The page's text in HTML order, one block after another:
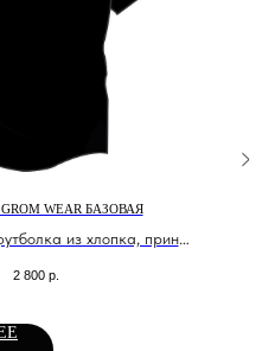
WEAR БАЗОВАЯ
из хлопка, принт
2 800 р.